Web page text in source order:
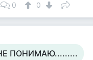
0 0
ПОНИМАЮ.........